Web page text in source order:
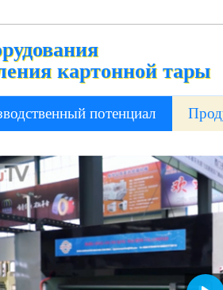
картонной тары
потенциал